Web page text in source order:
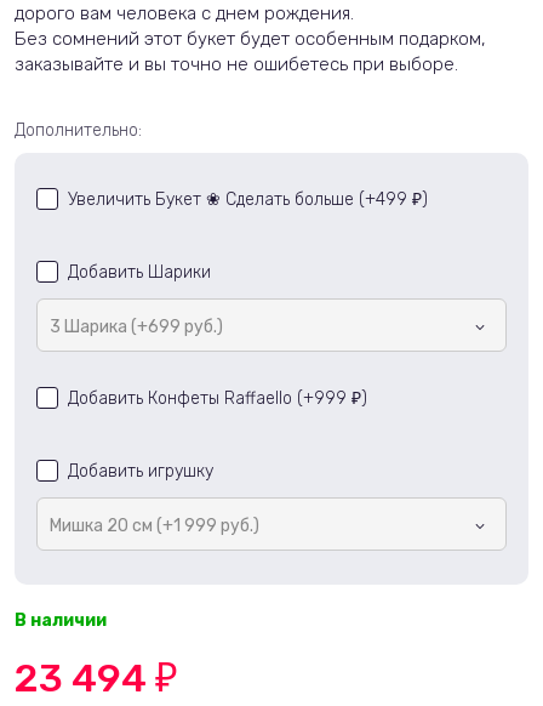
дорого вам человека с днем рождения.
Без сомнений этот букет будет особенным подарком,
заказывайте и вы точно не ошибетесь при выборе.
Дополнительно:
Увеличить Букет ❀ Сделать больше (+499 ₽ )
Добавить Шарики
3 Шарика (+699 руб.)
Добавить Конфеты Raffaello (+999 ₽ )
Добавить игрушку
Мишка 20 см (+1 999 руб.)
В наличии
23 494 ₽